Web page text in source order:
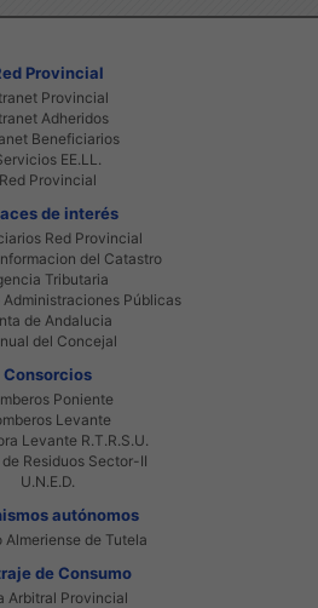
Provincial
Provincial
Adheridos
Beneficiarios
EE.LL.
Red Provincial
de interés
Red Provincial
del Catastro
Tributaria
Públicas
de Andalucia
del Concejal
Consorcios
Poniente
Levante
Levante R.T.R.S.U.
Residuos Sector-II
U.N.E.D.
autónomos
Almeriense de Tutela
de Consumo
Arbitral Provincial